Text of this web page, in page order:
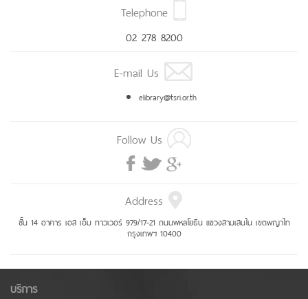
Telephone
02 278 8200
E-mail Us
elibrary@tsri.or.th
Follow Us
Address
ชั้น 14 อาคาร เอส เอ็ม ทาวเวอร์ 979/17-21 ถนนพหลโยธิน แขวงสามเสนใน เขตพญาไท
กรุงเทพฯ 10400
บริการ